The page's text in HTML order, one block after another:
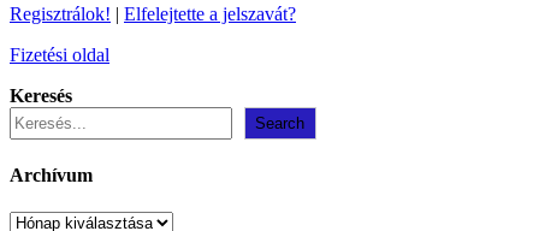
Regisztrálok! | Elfelejtette a jelszavát?
Fizetési oldal
Keresés
Search
Archívum
Archívum